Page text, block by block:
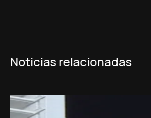
Noticias relacionadas